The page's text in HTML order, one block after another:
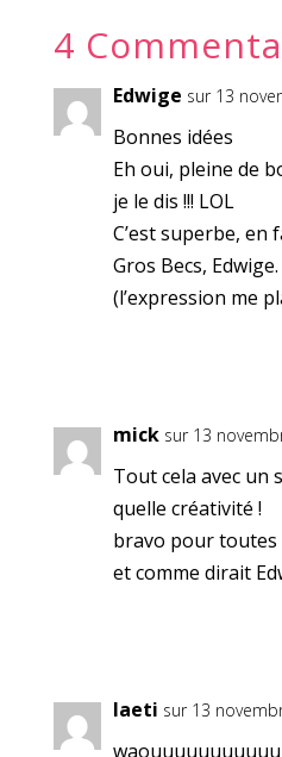
4
Edwige sur 13
Bonnes idées
Eh oui, pleine de
je le dis !!! LOL
C’est superbe, en
Gros Becs, Edwige.
(l’expression me
mick sur 13
Tout cela avec un
quelle créativité !
bravo pour toutes
et comme dirait
laeti sur 13